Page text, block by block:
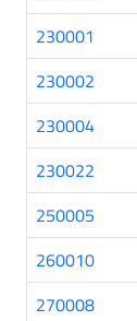
230001
230002
230004
230022
250005
260010
270008